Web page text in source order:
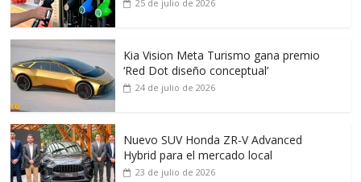
25 de julio de 2026
Kia Vision Meta Turismo gana premio
‘Red Dot diseño conceptual’
24 de julio de 2026
Nuevo SUV Honda ZR-V Advanced
Hybrid para el mercado local
23 de julio de 2026